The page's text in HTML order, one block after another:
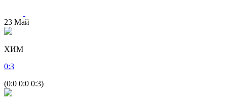
23 Май
ХИМ
0:3
(0:0 0:0 0:3)